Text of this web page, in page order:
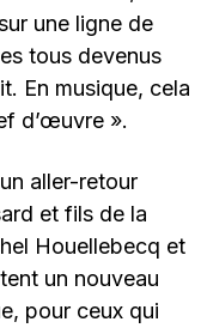
une ligne de
tous devenus
En musique, cela
d’œuvre ».
aller-retour
et fils de la
Houellebecq et
un nouveau
pour ceux qui